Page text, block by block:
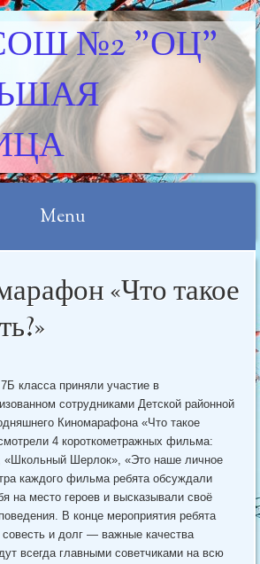
№2 "ОЦ"
Menu
«Что такое
класса приняли участие в
сотрудниками Детской районной
Киномарафона «Что такое
4 короткометражных фильма:
«Школьный Шерлок», «Это наше личное
каждого фильма ребята обсуждали
на место героев и высказывали своё
В конце мероприятия ребята
и долг — важные качества
всегда главными советчиками на всю